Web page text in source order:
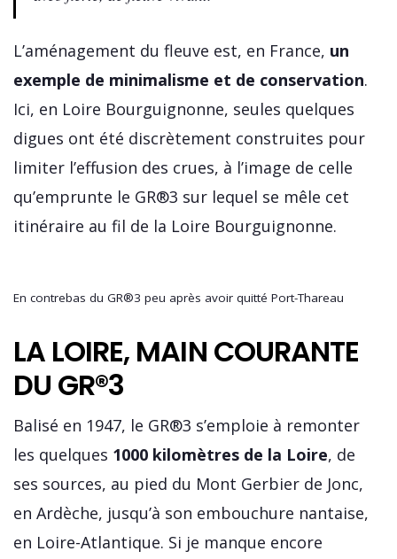
L’aménagement du fleuve est, en France, un
exemple de minimalisme et de conservation.
Ici, en Loire Bourguignonne, seules quelques
digues ont été discrètement construites pour
limiter l’effusion des crues, à l’image de celle
qu’emprunte le GR®3 sur lequel se mêle cet
itinéraire au fil de la Loire Bourguignonne.
En contrebas du GR®3 peu après avoir quitté Port-Thareau
LA LOIRE, MAIN COURANTE
DU GR®3
Balisé en 1947, le GR®3 s’emploie à remonter
les quelques 1000 kilomètres de la Loire, de
ses sources, au pied du Mont Gerbier de Jonc,
en Ardèche, jusqu’à son embouchure nantaise,
en Loire-Atlantique. Si je manque encore